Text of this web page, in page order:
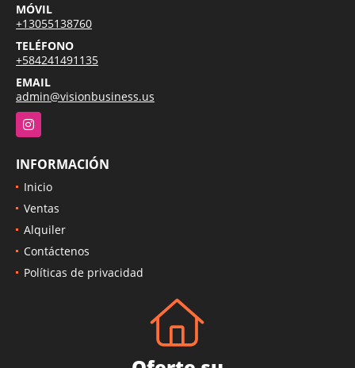
MÓVIL
+13055138760
TELÉFONO
+584241491135
EMAIL
admin@visionbusiness.us
Instagram
INFORMACIÓN
Inicio
Ventas
Alquiler
Contáctenos
Políticas de privacidad